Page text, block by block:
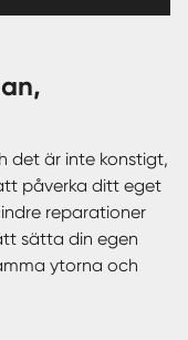
det är inte konstigt,
påverka ditt eget
reparationer
sätta din egen
ytorna och